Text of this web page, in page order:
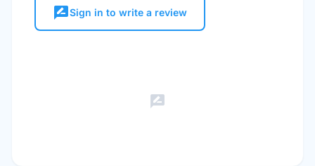
rate_reviewSign in to write a review
rate_review